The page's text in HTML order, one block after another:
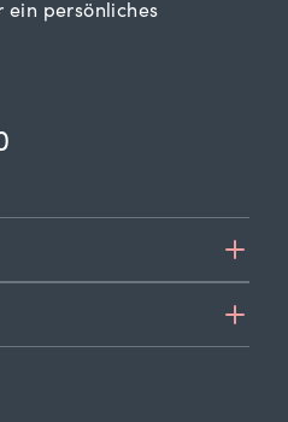
ein persönliches